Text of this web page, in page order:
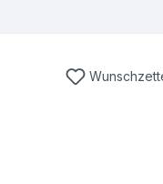
Du hast 0